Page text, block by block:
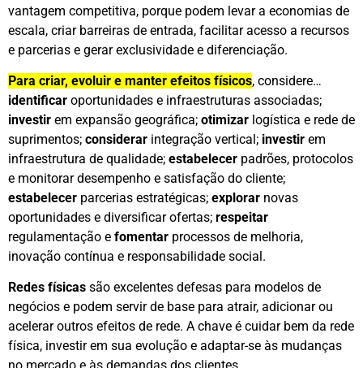
vantagem competitiva, porque podem levar a economias de
escala, criar barreiras de entrada, facilitar acesso a recursos
e parcerias e gerar exclusividade e diferenciação.
Para criar, evoluir e manter efeitos físicos, considere…
identificar oportunidades e infraestruturas associadas;
investir em expansão geográfica; otimizar logística e rede de
suprimentos; considerar integração vertical; investir em
infraestrutura de qualidade; estabelecer padrões, protocolos
e monitorar desempenho e satisfação do cliente;
estabelecer parcerias estratégicas; explorar novas
oportunidades e diversificar ofertas; respeitar
regulamentação e fomentar processos de melhoria,
inovação contínua e responsabilidade social.
Redes físicas são excelentes defesas para modelos de
negócios e podem servir de base para atrair, adicionar ou
acelerar outros efeitos de rede. A chave é cuidar bem da rede
física, investir em sua evolução e adaptar-se às mudanças